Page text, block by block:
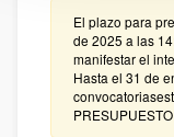
El plazo para
de 2025 a las
manifestar el
Hasta el 31 de
PRESUPUESTO